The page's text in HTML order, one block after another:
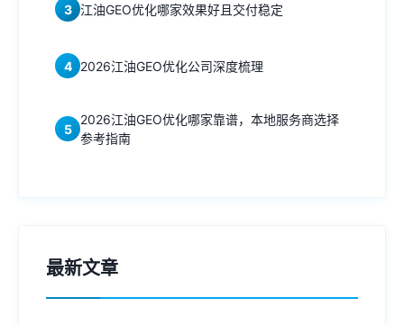
3 江油GEO优化哪家效果好且交付稳定
4 2026江油GEO优化公司深度梳理
5
2026江油GEO优化哪家靠谱，本地服务商选择
参考指南
最新文章